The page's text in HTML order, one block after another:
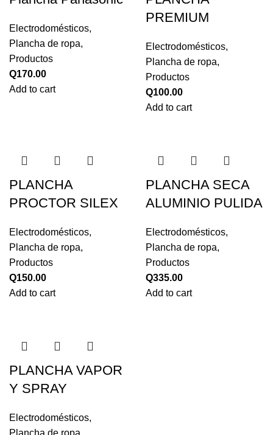
Electrodomésticos,
Plancha de ropa,
Productos
Q170.00
Add to cart
PREMIUM
Electrodomésticos,
Plancha de ropa,
Productos
Q100.00
Add to cart
PLANCHA
PROCTOR SILEX
Electrodomésticos,
Plancha de ropa,
Productos
Q150.00
Add to cart
PLANCHA SECA
ALUMINIO PULIDA
Electrodomésticos,
Plancha de ropa,
Productos
Q335.00
Add to cart
PLANCHA VAPOR
Y SPRAY
Electrodomésticos,
Plancha de ropa